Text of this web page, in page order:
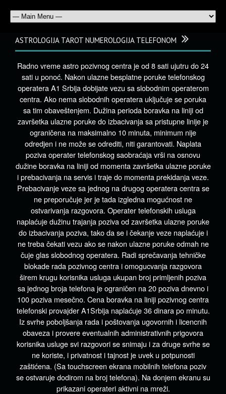
ASTROLOGIJA TAROT NUMEROLOGIJA TELEFONOM
Radno vreme astro pozivnog centra je od 8 sati ujutru do 24
sati u ponoć. Nakon ulazne besplatne poruke telefonskog
operatera A1 Srbija dobijate vezu sa slobodnim operaterom
centra. Ako nema slobodnih operatera uključuje se poruka
sa tim obaveštenjem. Dužina perioda boravka na liniji od
završetka ulazne poruke do izbacivanja sa pristupne linije je
ograničena na maksimalno 10 minuta, minimum nije
odredjen i ne može se odrediti, niti garantovati. Naplata
poziva operater telefonskog saobraćaja vrši na osnovu
dužine boravka na liniji od momenta završetka ulazne poruke
i prebacivanja na servis i traje do momenta prekidanja veze.
Prebacivanje veze sa jednog na drugog operatera centra se
ne preporučuje jer je tada izgledna mogućnost ne
ostvarivanja razgovora. Operater telefonskih usluga
naplaćuje dužinu trajanja poziva od završetka ulazne poruke
do izbacivanja poziva, tako da se i čekanje veze naplaćuje i
ne treba čekati vezu ako se nakon ulazne poruke odmah ne
čuje glas slobodnog operatera. Radi sprečavanja tehničke
blokade rada pozivnog centra i omogucvanja razgovora
širem krugu korisnika usluga ukupan broj primljenih poziva
sa jednog broja telefona je ograničen na 20 poziva dnevno i
100 poziva mesečno. Cena boravka na liniji pozivnog centra
telefonski provajder A1Srbija naplaćuje 36 dinara po minutu.
Iz svrhe poboljšanja rada i poštovanja ugovornih i licencnih
obaveza i provere eventualnih administrativnih prigovora
korisnika usluge svi razgovori se snimaju i za druge svrhe se
ne koriste, i privatnost i tajnost je uvek u potpunosti
zaštićena. (Sa touchscreen ekrana mobilnih telefona poziv
se ostvaruje dodirom na broj telefona). Na donjem ekranu su
prikazani operateri aktivni na mreži.